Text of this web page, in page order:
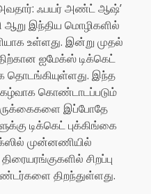
ஃபயர் அண்ட் ஆஷ்’
ஆறு இந்திய மொழிகளில்
உள்ளது. இன்று முதல்
ஐமேக்ஸ் டிக்கெட்
தொடங்கியுள்ளது. இந்த
கொண்டாடப்படும்
இப்போதே
டிக்கெட் புக்கிங்கை
முன்னணியில்
சிறப்பு
திறந்துள்ளது.